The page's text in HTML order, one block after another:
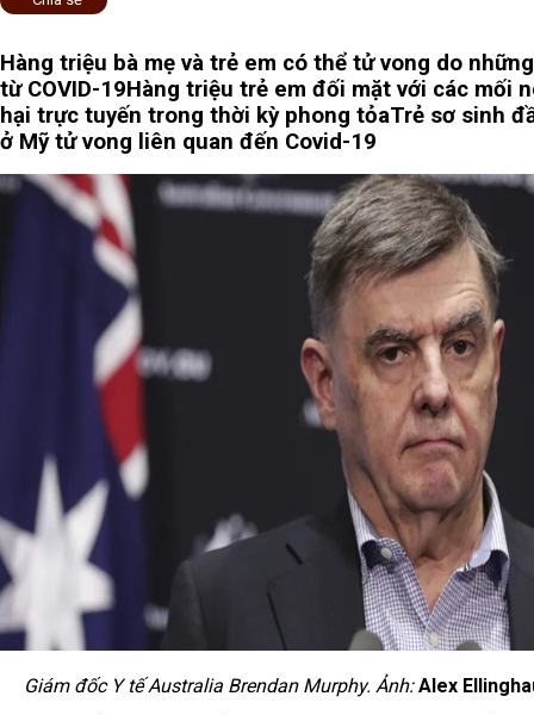
Hàng triệu bà mẹ và trẻ em có thể tử vong do
từ COVID-19Hàng triệu trẻ em đối mặt với các mối
hại trực tuyến trong thời kỳ phong tỏaTrẻ sơ sinh
ở Mỹ tử vong liên quan đến Covid-19
Giám đốc Y tế Australia Brendan Murphy. Ảnh:Alex